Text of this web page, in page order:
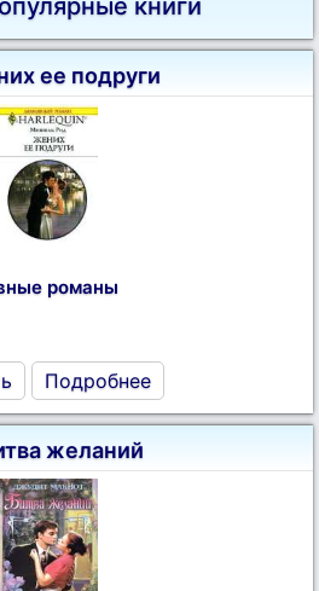
книги
ее подруги
романы
Подробнее
желаний